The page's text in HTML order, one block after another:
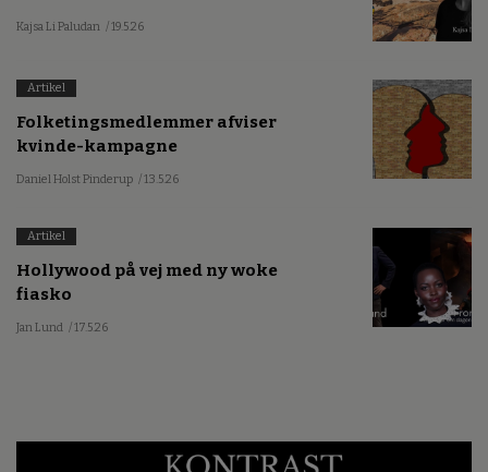
Kajsa Li Paludan / 19.5.26
Artikel
Folketingsmedlemmer afviser
kvinde-kampagne
Daniel Holst Pinderup / 13.5.26
Artikel
Hollywood på vej med ny woke
fiasko
Jan Lund / 17.5.26